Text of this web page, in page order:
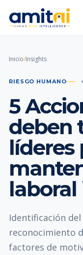
Inicio/Insights
RIESGO HUMANO
5
deben
líderes
laboral
Identificación
reconocimiento
factores de